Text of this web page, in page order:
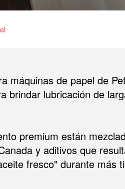
máquinas de papel de
brindar lubricación de
premium están
y aditivos que
fresco" durante más